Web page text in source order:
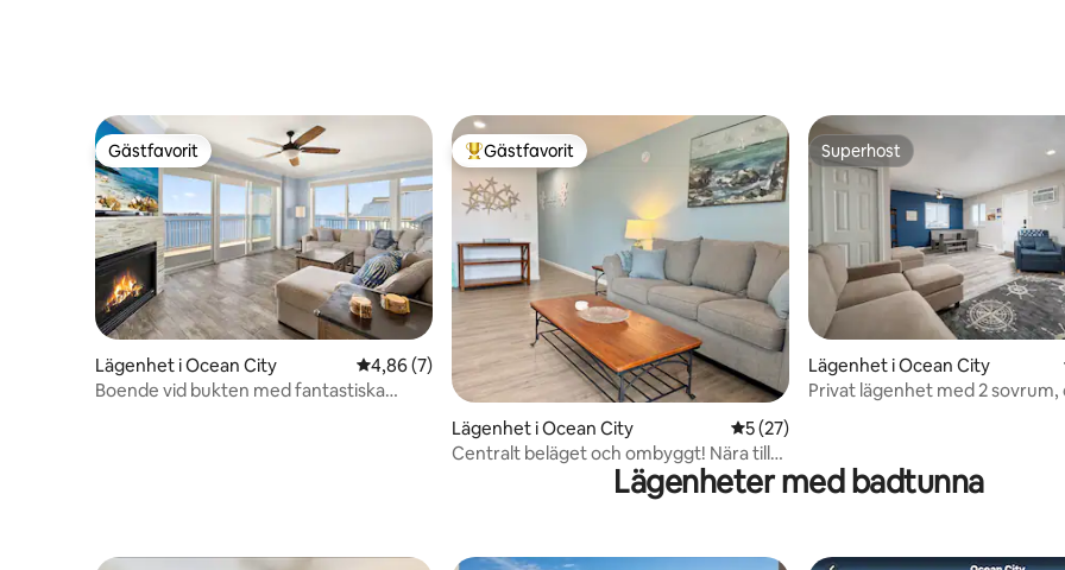
Gästfavorit
Gästfavorit
Lägenhet i Ocean City 4,86 av 5 i genomsnittligt betyg, 7 omdömen
4,86 (7)
Boende vid bukten med fantastiska
Populär gästfavorit
Gästfavorit
Lägenhet i Ocean City 5 av 5 i genomsnittligt betyg, 27
5 (27)
Centralt beläget och ombyggt! Nära till
Superhost
Superhost
Lägenhet i Ocean City
Privat lägenhet med 2
Lägenheter med badtunna